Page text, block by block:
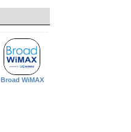
Broad WiMAX